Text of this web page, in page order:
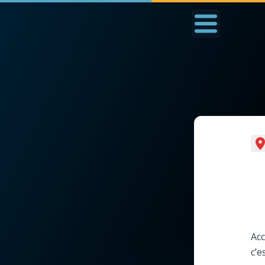
Prier au quotidien
Les premiers